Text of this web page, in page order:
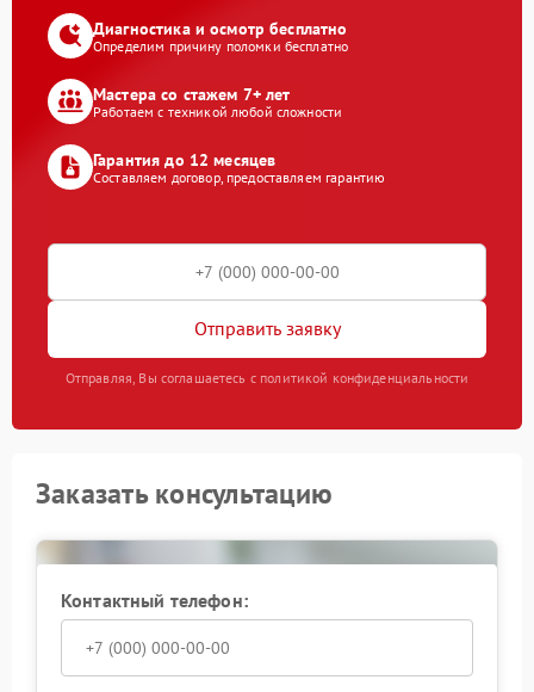
Диагностика и осмотр бесплатно
Определим причину поломки бесплатно
Мастера со стажем 7+ лет
Работаем с техникой любой сложности
Гарантия до 12 месяцев
Составляем договор, предоставляем гарантию
Отправить заявку
Отправляя, Вы соглашаетесь с политикой конфиденциальности
Заказать консультацию
Контактный телефон: